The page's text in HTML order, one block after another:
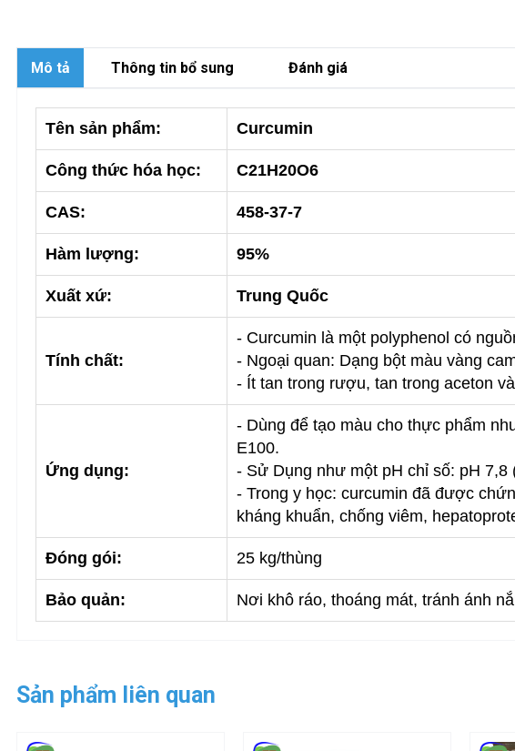
Mô tả Thông tin bổ sung Đánh giá
Tên sản phẩm: Curcumin
Công thức hóa học: C21H20O6
CAS: 458-37-7
Hàm lượng: 95%
Xuất xứ: Trung Quốc
Tính chất:
- Curcumin là một polyphenol có
- Ngoại quan: Dạng bột màu vàng
- Ít tan trong rượu, tan trong aceton
Ứng dụng:
- Dùng để tạo màu cho thực phẩm
E100.
- Sử Dụng như một pH chỉ số: pH 7,8
- Trong y học: curcumin đã được
kháng khuẩn, chống viêm,
Đóng gói: 25 kg/thùng
Bảo quản: Nơi khô ráo, thoáng mát, tránh ánh
Sản phẩm liên quan